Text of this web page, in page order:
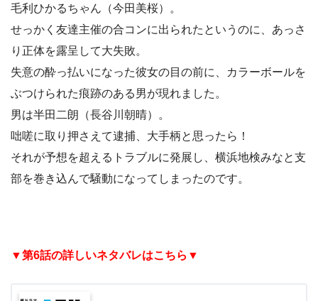
毛利ひかるちゃん（今田美桜）。
せっかく友達主催の合コンに出られたというのに、あっさ
り正体を露呈して大失敗。
失意の酔っ払いになった彼女の目の前に、カラーボールを
ぶつけられた痕跡のある男が現れました。
男は半田二朗（長谷川朝晴）。
咄嗟に取り押さえて逮捕、大手柄と思ったら！
それが予想を超えるトラブルに発展し、横浜地検みなと支
部を巻き込んで騒動になってしまったのです。
▼第6話の詳しいネタバレはこちら▼